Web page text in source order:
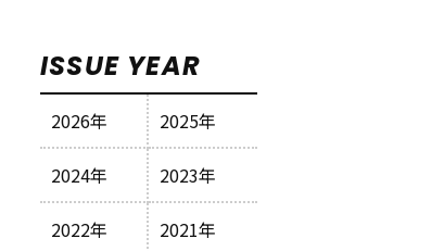
ISSUE YEAR
2026年 2025年
2024年 2023年
2022年 2021年